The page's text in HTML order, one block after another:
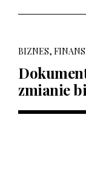
BIZNES,
zmianie